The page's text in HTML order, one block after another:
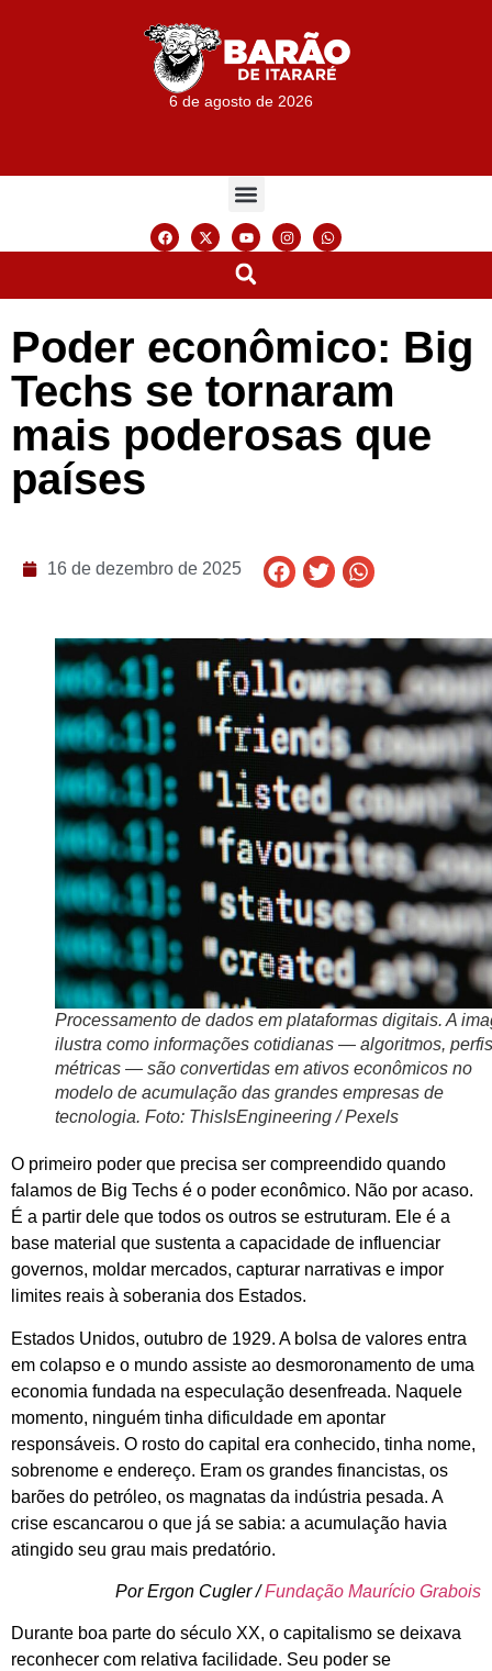
6 de agosto de 2026
Poder econômico: Big
Techs se tornaram
mais poderosas que
países
16 de dezembro de 2025
Processamento de dados em plataformas digitais. A
ilustra como informações cotidianas — algoritmos,
métricas — são convertidas em ativos econômicos no
modelo de acumulação das grandes empresas de
tecnologia. Foto: ThisIsEngineering / Pexels
O primeiro poder que precisa ser compreendido quando
falamos de Big Techs é o poder econômico. Não por acaso.
É a partir dele que todos os outros se estruturam. Ele é a
base material que sustenta a capacidade de influenciar
governos, moldar mercados, capturar narrativas e impor
limites reais à soberania dos Estados.
Estados Unidos, outubro de 1929. A bolsa de valores entra
em colapso e o mundo assiste ao desmoronamento de uma
economia fundada na especulação desenfreada. Naquele
momento, ninguém tinha dificuldade em apontar
responsáveis. O rosto do capital era conhecido, tinha nome,
sobrenome e endereço. Eram os grandes financistas, os
barões do petróleo, os magnatas da indústria pesada. A
crise escancarou o que já se sabia: a acumulação havia
atingido seu grau mais predatório.
Por Ergon Cugler /Fundação Maurício Grabois
Durante boa parte do século XX, o capitalismo se deixava
reconhecer com relativa facilidade. Seu poder se